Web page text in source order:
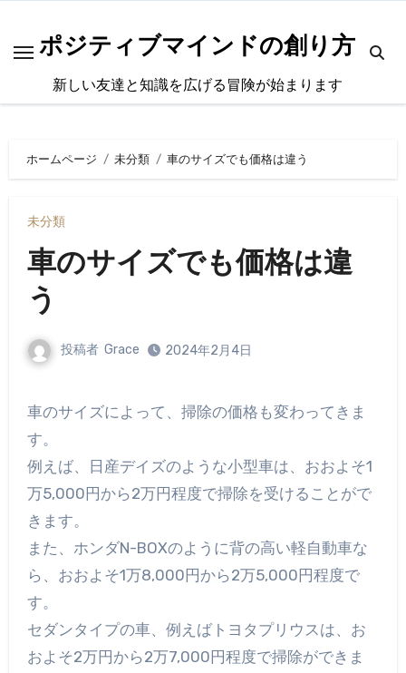
ポジティブマインドの創り方
新しい友達と知識を広げる冒険が始まります
ホームページ 未分類 車のサイズでも価格は違う
未分類
車のサイズでも価格は違
う
投稿者 Grace 2024年2月4日
車のサイズによって、掃除の価格も変わってきま
す。
例えば、日産デイズのような小型車は、おおよそ1
万5,000円から2万円程度で掃除を受けることがで
きます。
また、ホンダN-BOXのように背の高い軽自動車な
ら、おおよそ1万8,000円から2万5,000円程度で
す。
セダンタイプの車、例えばトヨタプリウスは、お
およそ2万円から2万7,000円程度で掃除ができま